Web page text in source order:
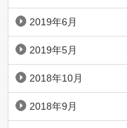
2019年6月
2019年5月
2018年10月
2018年9月